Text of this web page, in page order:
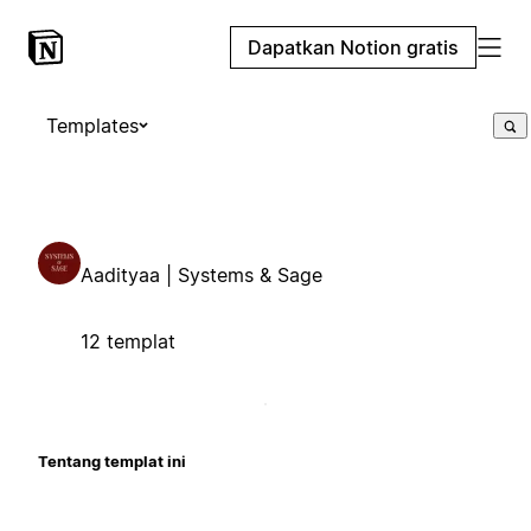
Dapatkan Notion gratis
Templates
Aadityaa | Systems & Sage
12 templat
Tentang templat ini